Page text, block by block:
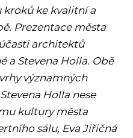
kroků ke kvalitní a
Prezentace města
architektů
a Stevena Holla. Obě
významných
Holla nese
kultury města
sálu, Eva Jiřičná